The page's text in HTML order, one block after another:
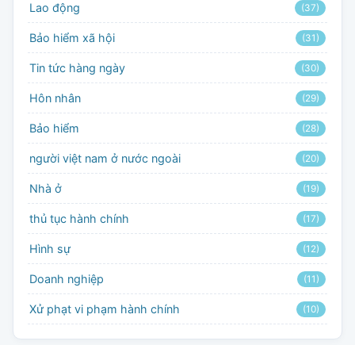
Lao động (37)
Bảo hiểm xã hội (31)
Tin tức hàng ngày (30)
Hôn nhân (29)
Bảo hiểm (28)
người việt nam ở nước ngoài (20)
Nhà ở (19)
thủ tục hành chính (17)
Hình sự (12)
Doanh nghiệp (11)
Xử phạt vi phạm hành chính (10)